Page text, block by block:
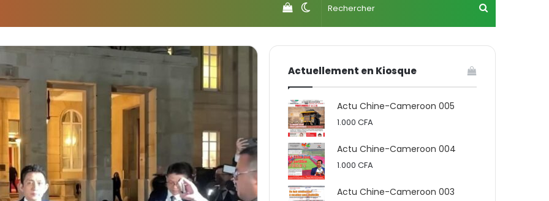
Switch
skin
Voir
votre
Actuellement en Kiosque
Actu Chine-Cameroon 005
1.000CFA
Actu Chine-Cameroon 004
1.000CFA
Actu Chine-Cameroon 003